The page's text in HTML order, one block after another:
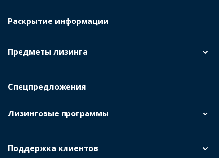
Предметы лизинга
Спецпредложения
Лизинговые программы
Поддержка клиентов
Раскрытие информации